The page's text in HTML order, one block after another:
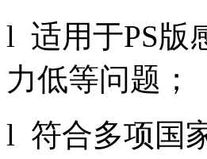
l 适用于PS版
力低等问题；
l 符合多项国